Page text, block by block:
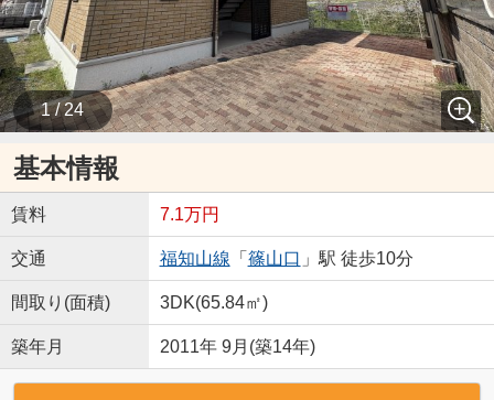
1 / 24
基本情報
賃料 7.1万円
交通 福知山線 「 篠山口 」駅 徒歩10分
間取り(面積) 3DK(65.84㎡)
築年月 2011年 9月(築14年)